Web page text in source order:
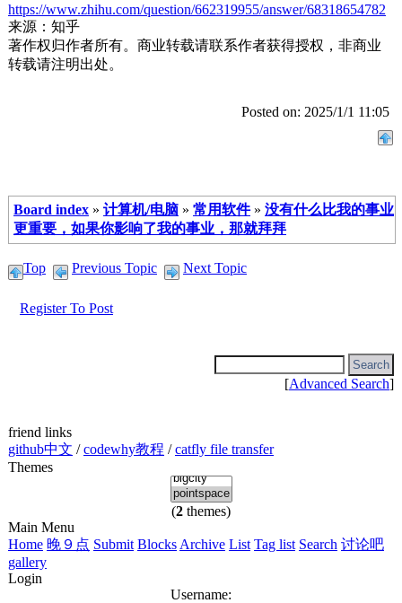
https://www.zhihu.com/question/662319955/answer/68318654782
来源：知乎
著作权归作者所有。商业转载请联系作者获得授权，非商业
转载请注明出处。
Posted on: 2025/1/1 11:05
Board index » 计算机/电脑 » 常用软件 » 没有什么比我的事业
更重要，如果你影响了我的事业，那就拜拜
Top Previous Topic Next Topic
Register To Post
[Advanced Search]
friend links
github中文 /codewhy教程 /catfly file transfer
Themes
(2 themes)
Main Menu
Home 晚９点 Submit Blocks Archive List Tag list Search 讨论吧
gallery
Login
Username: